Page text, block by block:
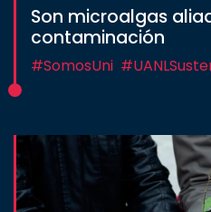
Son microalgas
contaminación
#SomosUni